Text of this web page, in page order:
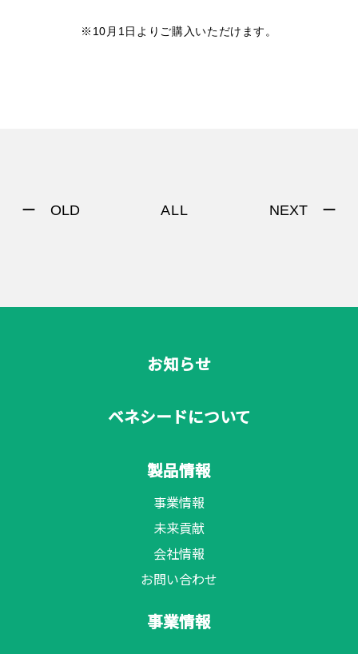
※10月1日よりご購入いただけます。
ー OLD ALL NEXT ー
お知らせ
ベネシードについて
製品情報
事業情報
未来貢献
会社情報
お問い合わせ
事業情報